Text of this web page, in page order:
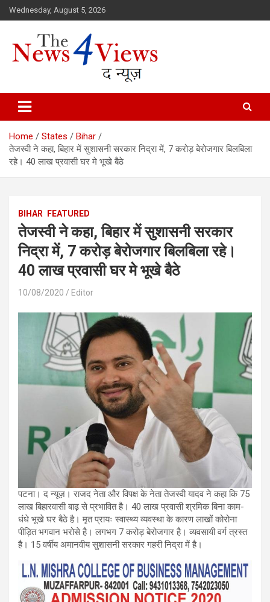
Skip
to
Wednesday, August 5, 2026
TheNews4Views
Home States
Bihar
तेजस्वी ने कहा, बिहार में सुशासनी सरकार निद्रा में, 7 करोड़ बेरोजगार बिलबिला
रहे। 40 लाख प्रवासी घर मे भूखे बैठे
BIHAR FEATURED
तेजस्वी ने कहा, बिहार में सुशासनी सरकार
निद्रा में, 7 करोड़ बेरोजगार बिलबिला रहे।
40 लाख प्रवासी घर मे भूखे बैठे
10/08/2020 Editor
पटना। द न्यूज़। राजद नेता और विपक्ष के नेता तेजस्वी यादव ने कहा कि 75
लाख बिहारवासी बाढ़ से प्रभावित है। 40 लाख प्रवासी श्रमिक बिना काम-
धंधे भूखे घर बैठे है। मृत प्रायः स्वास्थ्य व्यवस्था के कारण लाखों कोरोना
पीड़ित भगवान भरोसे है। लगभग 7 करोड़ बेरोजगार है। व्यवसायी वर्ग त्रस्त
है। 15 वर्षीय अमानवीय सुशासनी सरकार गहरी निद्रा में है।